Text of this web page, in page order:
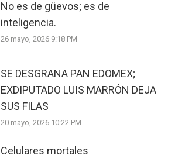
No es de güevos; es de
inteligencia.
26 mayo, 2026 9:18 PM
SE DESGRANA PAN EDOMEX;
EXDIPUTADO LUIS MARRÓN DEJA
SUS FILAS
20 mayo, 2026 10:22 PM
Celulares mortales